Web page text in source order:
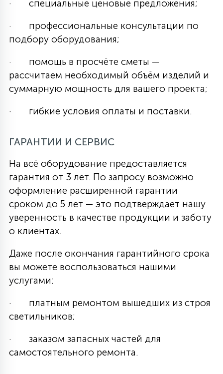
· специальные ценовые предложения;
· профессиональные консультации по
подбору оборудования;
· помощь в просчёте сметы —
рассчитаем необходимый объём изделий и
суммарную мощность для вашего проекта;
· гибкие условия оплаты и поставки.
ГАРАНТИИ И СЕРВИС
На всё оборудование предоставляется
гарантия от 3 лет. По запросу возможно
оформление расширенной гарантии
сроком до 5 лет — это подтверждает нашу
уверенность в качестве продукции и заботу
о клиентах.
Даже после окончания гарантийного срока
вы можете воспользоваться нашими
услугами:
· платным ремонтом вышедших из строя
светильников;
· заказом запасных частей для
самостоятельного ремонта.